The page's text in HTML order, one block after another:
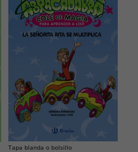
Tapa blanda o bolsillo